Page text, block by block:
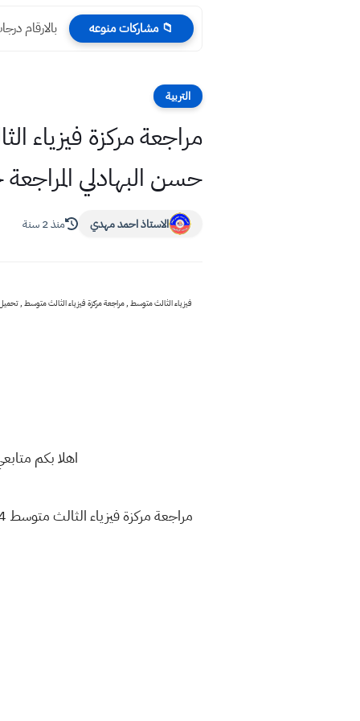
📁 مشاركات منوعه بالارقام
التربية
حسن البهادلي
الاستاذ احمد مهدي منذ 2 سنة
اهلا بكم
مراجعة مركزة فيزياء الثالث متوسط 14 صفحة فقط لسنة 2020 مدرسة المادة براء حسن البهادلي المراجعة حسب الحذف والتقليص من التربية